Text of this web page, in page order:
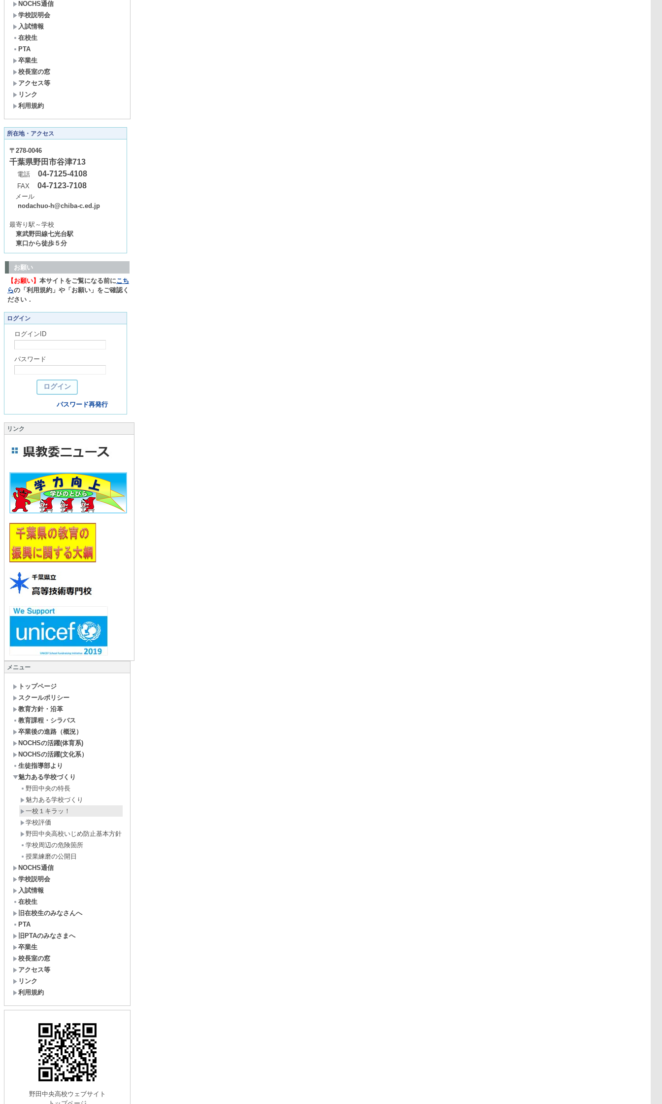
NOCHS通信
学校説明会
入試情報
在校生
PTA
卒業生
校長室の窓
アクセス等
リンク
利用規約
所在地・アクセス
〒278-0046
千葉県野田市谷津713
電話 04-7125-4108
FAX 04-7123-7108
メール
nodachuo-h@chiba-c.ed.jp
最寄り駅～学校
東武野田線七光台駅
東口から徒歩５分
お願い
【お願い】 本サイトをご覧になる前にこち
らの「利用規約」や「お願い」をご確認く
ださい．
ログイン
ログインID
パスワード
パスワード再発行
リンク
メニュー
トップページ
スクールポリシー
教育方針・沿革
教育課程・シラバス
卒業後の進路（概況）
NOCHSの活躍(体育系)
NOCHSの活躍(文化系）
生徒指導部より
魅力ある学校づくり
野田中央の特長
魅力ある学校づくり
一校１キラッ！
学校評価
野田中央高校いじめ防止基本方針
学校周辺の危険箇所
授業練磨の公開日
NOCHS通信
学校説明会
入試情報
在校生
旧在校生のみなさんへ
PTA
旧PTAのみなさまへ
卒業生
校長室の窓
アクセス等
リンク
利用規約
野田中央高校ウェブサイト